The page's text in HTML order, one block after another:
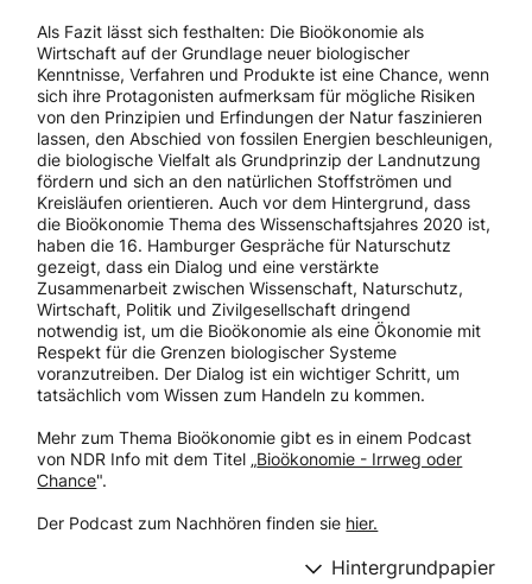
Als Fazit lässt sich festhalten: Die Bioökonomie als
Wirtschaft auf der Grundlage neuer biologischer
Kenntnisse, Verfahren und Produkte ist eine Chance, wenn
sich ihre Protagonisten aufmerksam für mögliche Risiken
von den Prinzipien und Erfindungen der Natur faszinieren
lassen, den Abschied von fossilen Energien beschleunigen,
die biologische Vielfalt als Grundprinzip der Landnutzung
fördern und sich an den natürlichen Stoffströmen und
Kreisläufen orientieren. Auch vor dem Hintergrund, dass
die Bioökonomie Thema des Wissenschaftsjahres 2020 ist,
haben die 16. Hamburger Gespräche für Naturschutz
gezeigt, dass ein Dialog und eine verstärkte
Zusammenarbeit zwischen Wissenschaft, Naturschutz,
Wirtschaft, Politik und Zivilgesellschaft dringend
notwendig ist, um die Bioökonomie als eine Ökonomie mit
Respekt für die Grenzen biologischer Systeme
voranzutreiben. Der Dialog ist ein wichtiger Schritt, um
tatsächlich vom Wissen zum Handeln zu kommen.
Mehr zum Thema Bioökonomie gibt es in einem Podcast
von NDR Info mit dem Titel „Bioökonomie - Irrweg oder
Chance".
Der Podcast zum Nachhören finden sie hier.
Hintergrundpapier